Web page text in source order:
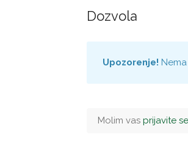
Dozvola
Upozorenje!
Molim vas prijavite se